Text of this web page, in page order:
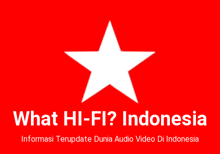
What HI-FI? Indonesia
Informasi Terupdate Dunia Audio Video Di Indonesia